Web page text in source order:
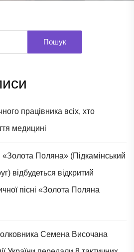
Пошук
працівника всіх, хто
медицині
Поляна» (Підкамінський
відбудеться відкритий
пісні «Золота Поляна
Семена Височана